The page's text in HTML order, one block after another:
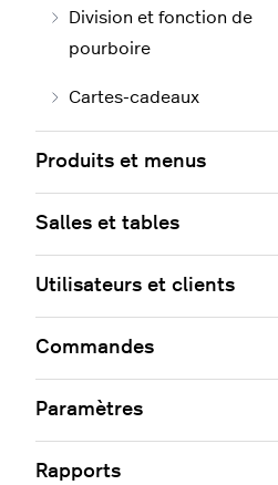
Division et fonction de
pourboire
Cartes-cadeaux
Produits et menus
Salles et tables
Utilisateurs et clients
Commandes
Paramètres
Rapports